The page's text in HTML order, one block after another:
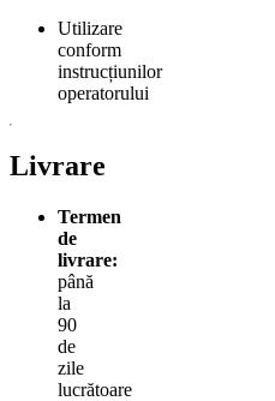
Utilizare
conform
instrucțiunilor
operatorului
Livrare
Termen
de
livrare:
până
la
90
de
zile
lucrătoare